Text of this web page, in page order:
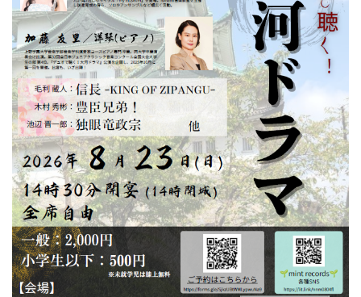
リ
ン
ク
へ
ス
キ
ッ
プ
記
事
本
体
へ
ス
キ